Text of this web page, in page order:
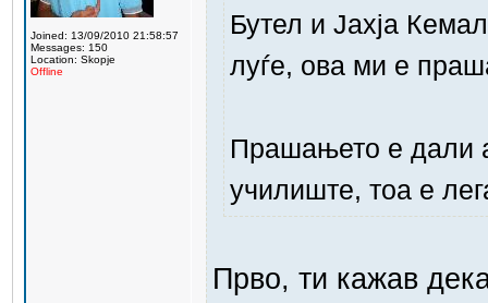
Joined: 13/09/2010 21:58:57
Messages: 150
Location: Skopje
Offline
Бутел и Јахја
луѓе, ова ми е
Прашањето е дали
училиште, тоа е
Прво, ти кажав